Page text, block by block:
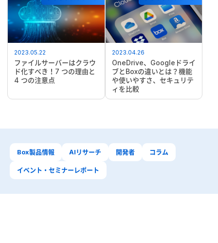
2023.05.22
ファイルサーバーはクラウ
ド化すべき！7 つの理由と
4 つの注意点
2023.04.26
OneDrive、Googleドライ
ブとBoxの違いとは？機能
や使いやすさ、セキュリテ
ィを比較
Box製品情報 AIリサーチ 開発者 コラム
イベント・セミナーレポート